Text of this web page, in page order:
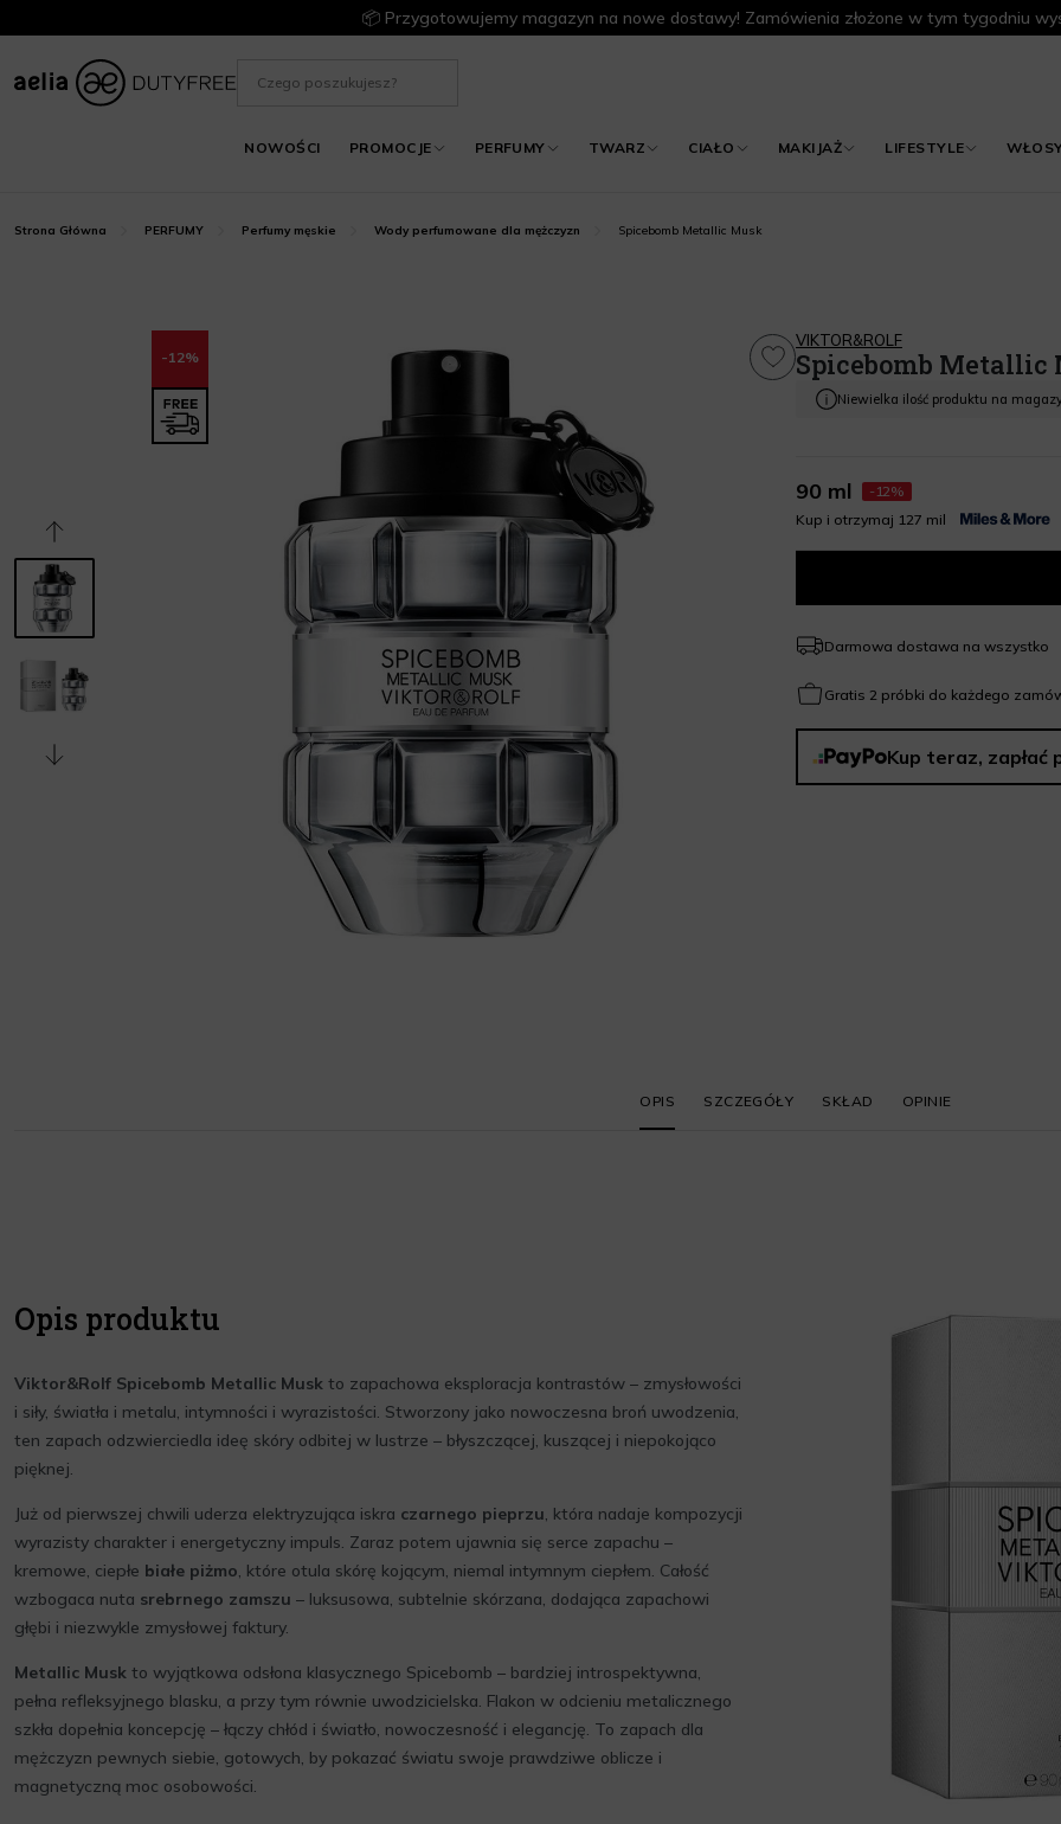
📦 Przygotowujemy magazyn na nowe dostawy! Zamówienia złożone w tym tygodniu
NOWOŚCI PROMOCJE PERFUMY TWARZ CIAŁO MAKIJAŻ LIFESTYLE
Strona Główna PERFUMY Perfumy męskie Wody perfumowane dla mężczyzn Spicebomb Metallic Musk
-12%
VIKTOR&ROLF
Spicebomb Metallic
Niewielka ilość produktu na
90 ml
-12%
Kup i otrzymaj 127 mil
Darmowa dostawa na wszystko
Gratis 2 próbki do każdego
Kup teraz, zapłać
OPIS SZCZEGÓŁY SKŁAD OPINIE
Opis produktu
Viktor&Rolf Spicebomb Metallic Musk to zapachowa eksploracja kontrastów – zmysłowości
i siły, światła i metalu, intymności i wyrazistości. Stworzony jako nowoczesna broń uwodzenia,
ten zapach odzwierciedla ideę skóry odbitej w lustrze – błyszczącej, kuszącej i niepokojąco
pięknej.
Już od pierwszej chwili uderza elektryzująca iskra czarnego pieprzu, która nadaje kompozycji
wyrazisty charakter i energetyczny impuls. Zaraz potem ujawnia się serce zapachu –
kremowe, ciepłe białe piżmo, które otula skórę kojącym, niemal intymnym ciepłem. Całość
wzbogaca nuta srebrnego zamszu – luksusowa, subtelnie skórzana, dodająca zapachowi
głębi i niezwykle zmysłowej faktury.
Metallic Musk to wyjątkowa odsłona klasycznego Spicebomb – bardziej introspektywna,
pełna refleksyjnego blasku, a przy tym równie uwodzicielska. Flakon w odcieniu metalicznego
szkła dopełnia koncepcję – łączy chłód i światło, nowoczesność i elegancję. To zapach dla
mężczyzn pewnych siebie, gotowych, by pokazać światu swoje prawdziwe oblicze i
magnetyczną moc osobowości.